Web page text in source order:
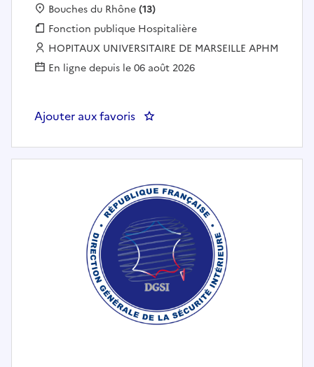
Localisation :
Bouches du Rhône(13)
Fonction publique :
Fonction publique Hospitalière
Employeur :
HOPITAUX UNIVERSITAIRE DE MARSEILLE APHM
En ligne depuis le 06 août 2026
Ajouter aux favoris : CADRE SUPERIEUR DE